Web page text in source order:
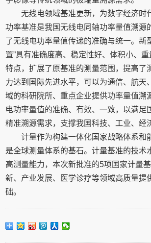
无线电领域基准更新，为数字经济时
功率基准是我国无线电同轴功率量值溯源
了无线电功率量值传递的准确与统一。新
置”具有准确度高、稳定性好、体积小、
特点，扩展了原基准的测量范围，提高了
力达到国际先进水平，可以为通信、航天
域的科研院所、重点企业提供功率量值溯
电功率量值的准确、有效、一致，以满足
精准溯源需求，支撑我国科技、工业、经
计量作为构建一体化国家战略体系和
是全球测量体系的基石。计量基准的技术
高测量能力，本次新批准的5项国家计量
新、产业发展、医学诊疗等领域高质量提
础。